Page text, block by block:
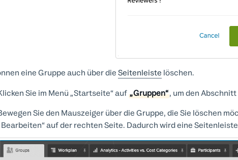
eine Gruppe auch über dieSeitenleiste löschen.
Sie im Menü „Startseite“ auf „Gruppen“, um den
Sie den Mauszeiger über die Gruppe, die Sie löschen
auf der rechten Seite. Dadurch wird eine